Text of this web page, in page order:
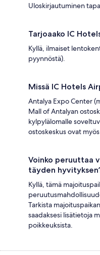
Uloskirjautuminen
Tarjoaako IC
Kyllä, ilmaiset
pyynnöstä).
Missä IC Hotels
Antalya Expo Center
Mall of Antalyan
kylpylälomalle
ostoskeskus ovat
Voinko peruuttaa
täyden
Kyllä, tämä
Tarkista
saadaksesi lisätietoja
poikkeuksista.